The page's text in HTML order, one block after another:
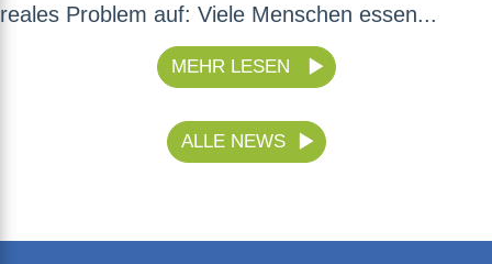
reales Problem auf: Viele Menschen essen...
MEHR LESEN
ALLE NEWS